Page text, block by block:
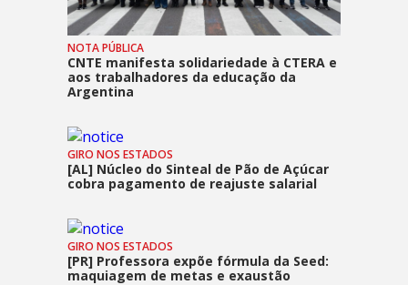
NOTA PÚBLICA
CNTE manifesta solidariedade à CTERA e
aos trabalhadores da educação da
Argentina
GIRO NOS ESTADOS
[AL] Núcleo do Sinteal de Pão de Açúcar
cobra pagamento de reajuste salarial
GIRO NOS ESTADOS
[PR] Professora expõe fórmula da Seed:
maquiagem de metas e exaustão